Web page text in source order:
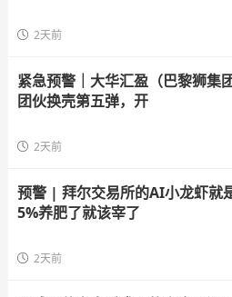
2天前
紧急预警｜大华汇盈（巴黎狮集
团伙换壳第五弹，开
2天前
预警 | 拜尔交易所的AI小龙虾就
5%养肥了就该宰了
2天前